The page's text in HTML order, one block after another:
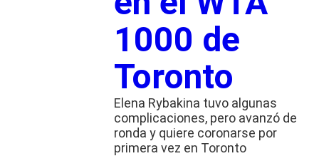
1000 de
Toronto
Elena Rybakina tuvo algunas
complicaciones, pero avanzó de
ronda y quiere coronarse por
primera vez en Toronto